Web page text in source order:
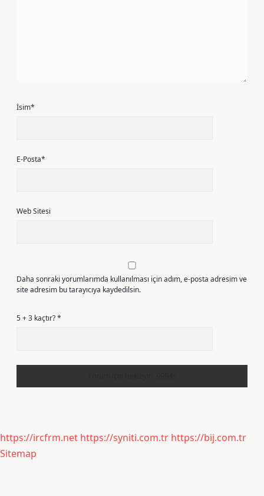
İsim*
E-Posta*
Web Sitesi
Daha sonraki yorumlarımda kullanılması için adım, e-posta adresim ve
site adresim bu tarayıcıya kaydedilsin.
5 + 3 kaçtır?*
https://ircfrm.net https://syniti.com.tr https://bij.com.tr
Sitemap